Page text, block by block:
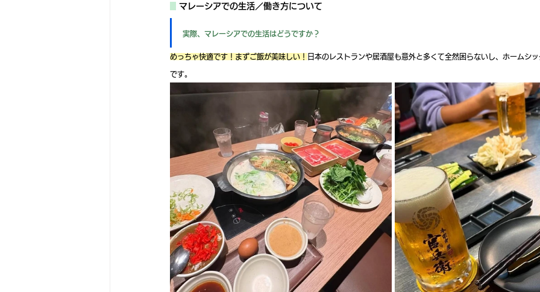
マレーシアでの生活／働き方について
実際、マレーシアでの生活はどうですか？
めっちゃ快適です！まずご飯が美味しい！ 日本のレストランや居酒屋も意外と多くて全然困らないし、ホームシ
です。